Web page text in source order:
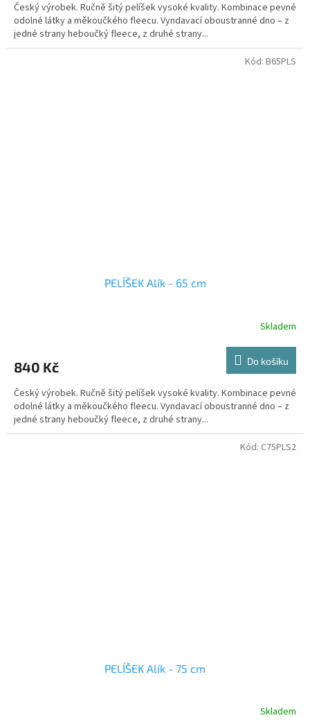
Český výrobek. Ručně šitý pelíšek vysoké kvality. Kombinace pevné
odolné látky a měkoučkého fleecu. Vyndavací oboustranné dno – z
jedné strany heboučký fleece, z druhé strany...
PELÍŠEK Alík - 65 cm
Skladem
840 Kč Do košíku
Český výrobek. Ručně šitý pelíšek vysoké kvality. Kombinace pevné
odolné látky a měkoučkého fleecu. Vyndavací oboustranné dno – z
jedné strany heboučký fleece, z druhé strany...
Kód: B65PLS
PELÍŠEK Alík - 75 cm
Skladem
Kód: C75PLS2